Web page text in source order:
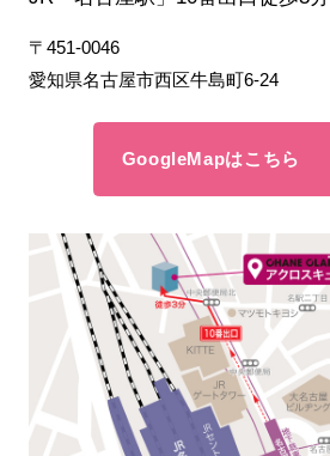
〒451-0046
愛知県名古屋市西区牛島町6-24
GoogleMapはこちら